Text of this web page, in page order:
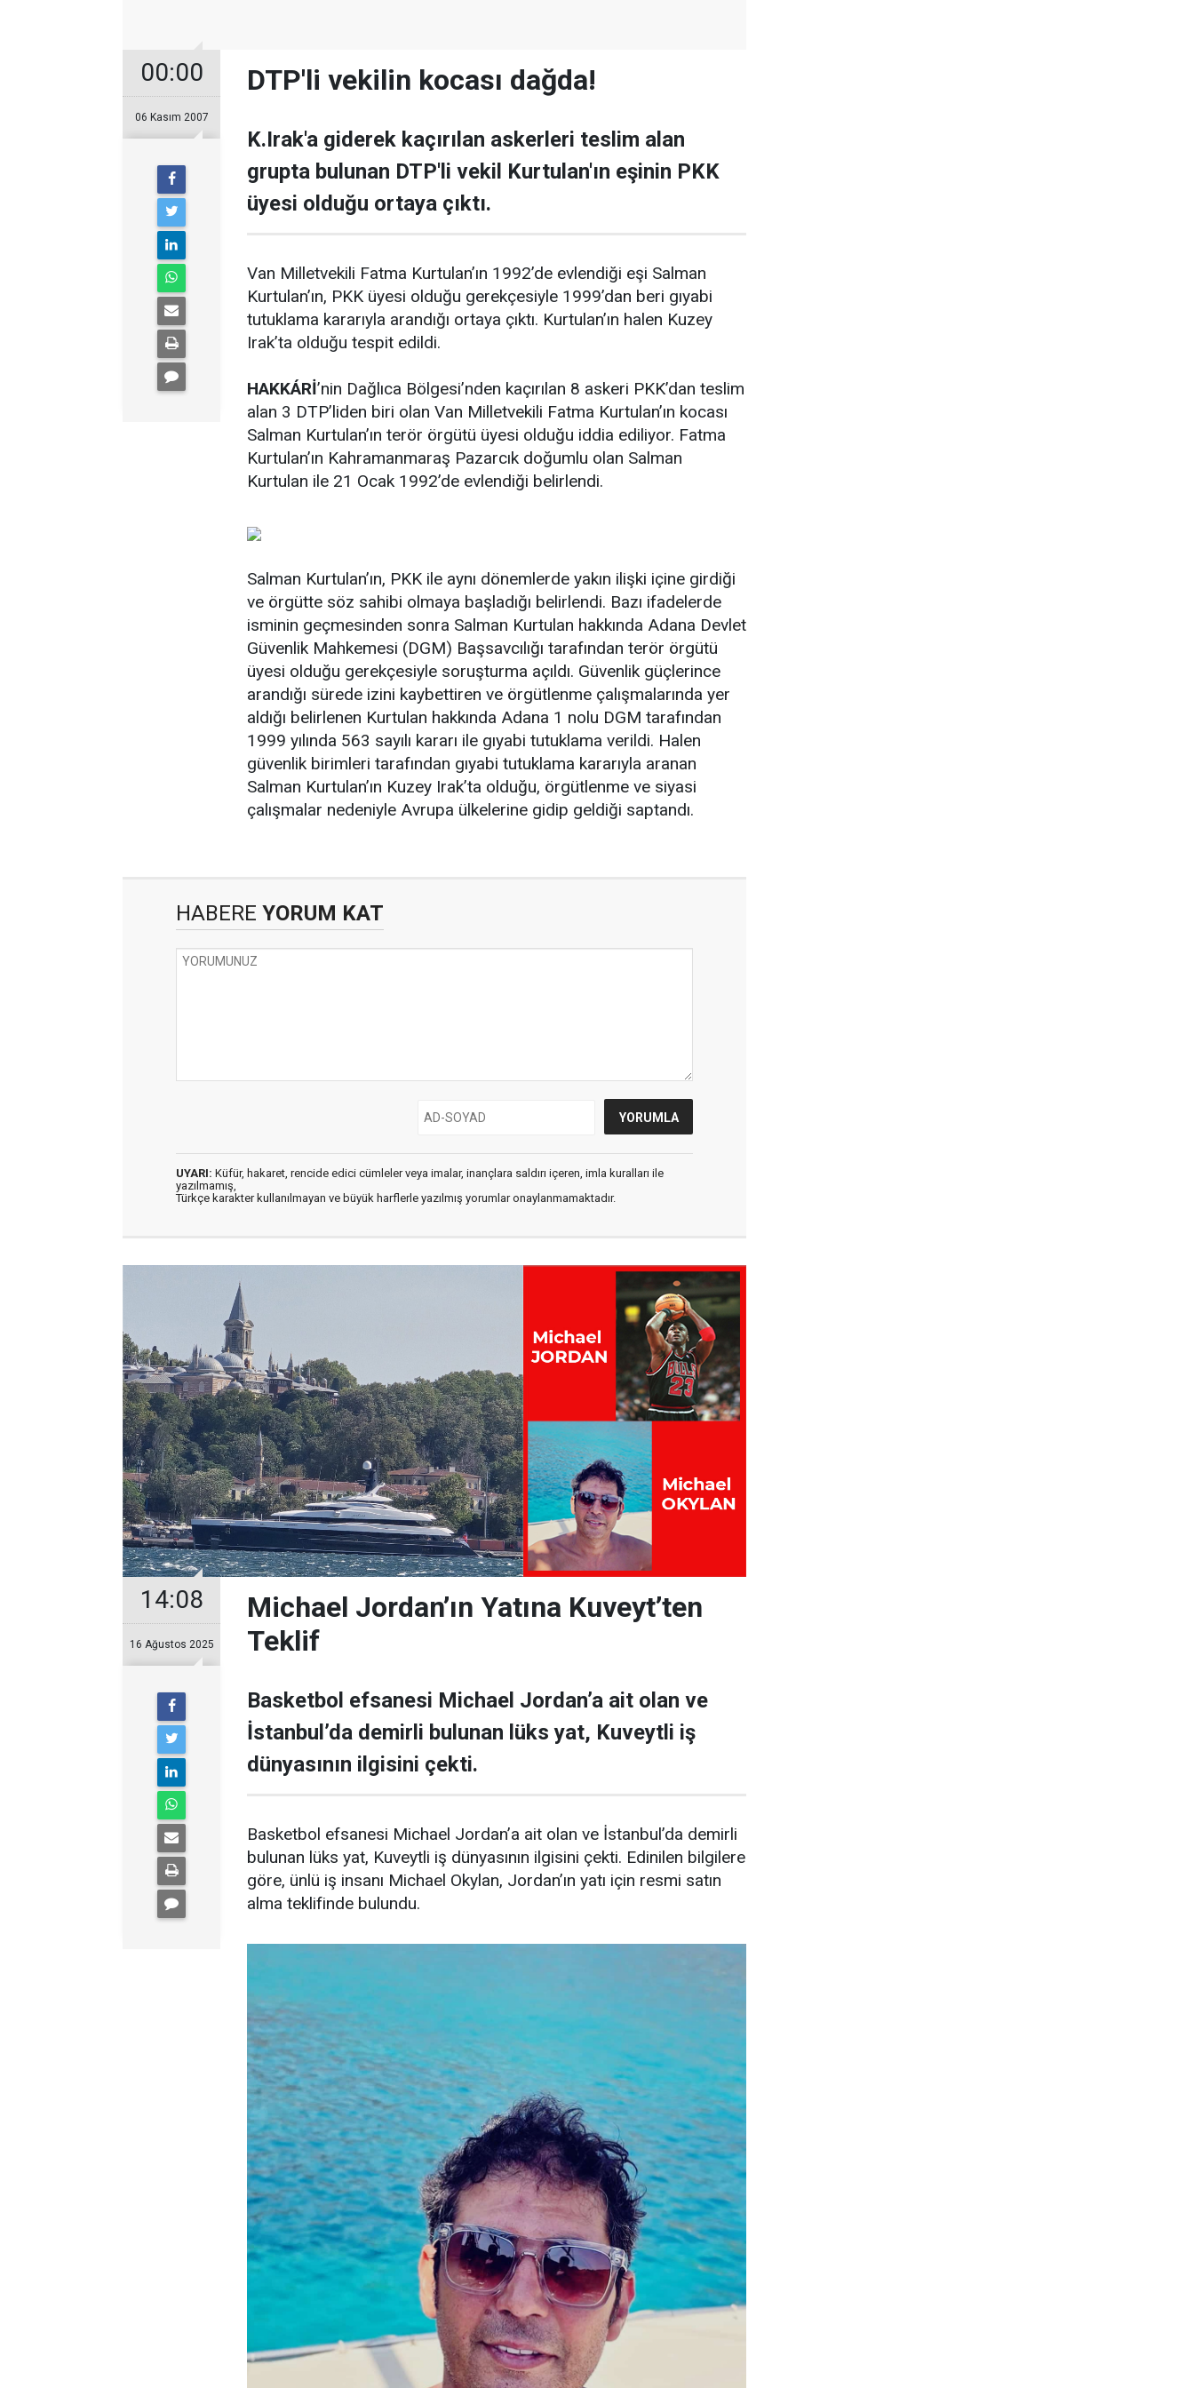
00:00
06 Kasım 2007
DTP'li vekilin kocası dağda!
K.Irak'a giderek kaçırılan askerleri teslim alan
grupta bulunan DTP'li vekil Kurtulan'ın eşinin PKK
üyesi olduğu ortaya çıktı.
Van Milletvekili Fatma Kurtulan’ın 1992’de evlendiği eşi Salman
Kurtulan’ın, PKK üyesi olduğu gerekçesiyle 1999’dan beri gıyabi
tutuklama kararıyla arandığı ortaya çıktı. Kurtulan’ın halen Kuzey
Irak’ta olduğu tespit edildi.
HAKKÁRİ’nin Dağlıca Bölgesi’nden kaçırılan 8 askeri PKK’dan teslim
alan 3 DTP’liden biri olan Van Milletvekili Fatma Kurtulan’ın kocası
Salman Kurtulan’ın terör örgütü üyesi olduğu iddia ediliyor. Fatma
Kurtulan’ın Kahramanmaraş Pazarcık doğumlu olan Salman
Kurtulan ile 21 Ocak 1992’de evlendiği belirlendi.
Salman Kurtulan’ın, PKK ile aynı dönemlerde yakın ilişki içine girdiği
ve örgütte söz sahibi olmaya başladığı belirlendi. Bazı ifadelerde
isminin geçmesinden sonra Salman Kurtulan hakkında Adana Devlet
Güvenlik Mahkemesi (DGM) Başsavcılığı tarafından terör örgütü
üyesi olduğu gerekçesiyle soruşturma açıldı. Güvenlik güçlerince
arandığı sürede izini kaybettiren ve örgütlenme çalışmalarında yer
aldığı belirlenen Kurtulan hakkında Adana 1 nolu DGM tarafından
1999 yılında 563 sayılı kararı ile gıyabi tutuklama verildi. Halen
güvenlik birimleri tarafından gıyabi tutuklama kararıyla aranan
Salman Kurtulan’ın Kuzey Irak’ta olduğu, örgütlenme ve siyasi
çalışmalar nedeniyle Avrupa ülkelerine gidip geldiği saptandı.
HABERE YORUM KAT
UYARI: Küfür, hakaret, rencide edici cümleler veya imalar, inançlara saldırı içeren, imla kuralları ile
yazılmamış,
Türkçe karakter kullanılmayan ve büyük harflerle yazılmış yorumlar onaylanmamaktadır.
14:08
16 Ağustos 2025
Michael Jordan’ın Yatına Kuveyt’ten
Teklif
Basketbol efsanesi Michael Jordan’a ait olan ve
İstanbul’da demirli bulunan lüks yat, Kuveytli iş
dünyasının ilgisini çekti.
Basketbol efsanesi Michael Jordan’a ait olan ve İstanbul’da demirli
bulunan lüks yat, Kuveytli iş dünyasının ilgisini çekti. Edinilen bilgilere
göre, ünlü iş insanı Michael Okylan, Jordan’ın yatı için resmi satın
alma teklifinde bulundu.